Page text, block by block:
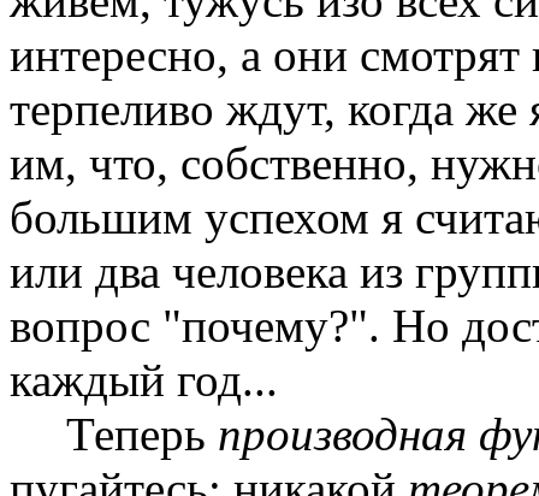
интересно, а они
терпеливо ждут, когда
им, что, собственно,
большим успехом я
или два человека из
вопрос "почему?". Но
каждый год...
Теперь производная